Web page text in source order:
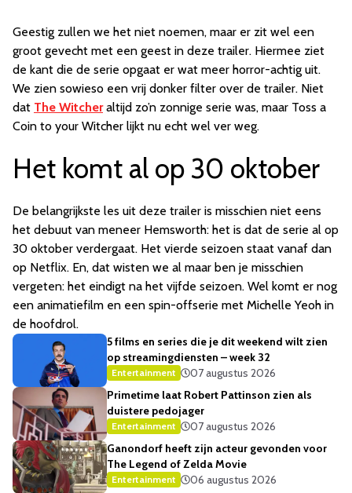
Geestig zullen we het niet noemen, maar er zit wel een
groot gevecht met een geest in deze trailer. Hiermee ziet
de kant die de serie opgaat er wat meer horror-achtig uit.
We zien sowieso een vrij donker filter over de trailer. Niet
dat The Witcheraltijd zo’n zonnige serie was, maar Toss a
Coin to your Witcher lijkt nu echt wel ver weg.
Het komt al op 30 oktober
De belangrijkste les uit deze trailer is misschien niet eens
het debuut van meneer Hemsworth: het is dat de serie al op
30 oktober verdergaat. Het vierde seizoen staat vanaf dan
op Netflix. En, dat wisten we al maar ben je misschien
vergeten: het eindigt na het vijfde seizoen. Wel komt er nog
een animatiefilm en een spin-offserie met Michelle Yeoh in
de hoofdrol.
5 films en series die je dit weekend wilt zien
op streamingdiensten – week 32
Entertainment
07 augustus 2026
Primetime laat Robert Pattinson zien als
duistere pedojager
Entertainment
07 augustus 2026
Ganondorf heeft zijn acteur gevonden voor
The Legend of Zelda Movie
Entertainment
06 augustus 2026